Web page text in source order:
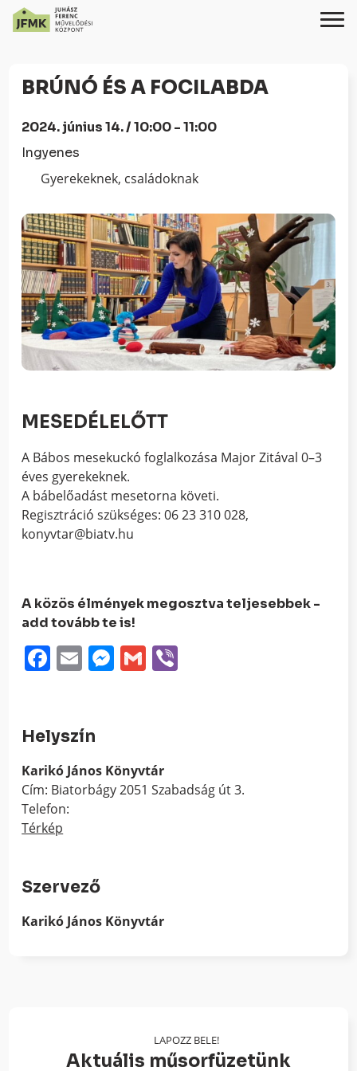
Content
navigációhozBRÚNÓ ÉS A FOCILABDA
2024. június 14. / 10:00 - 11:00
Ingyenes
Gyerekeknek, családoknak
MESEDÉLELŐTT
A Bábos mesekuckó foglalkozása Major Zitával 0–3
éves gyerekeknek.
A bábelőadást mesetorna követi.
Regisztráció szükséges: 06 23 310 028,
konyvtar@biatv.hu
A közös élmények megosztva teljesebbek -
add tovább te is!
Facebook
EmailMessenger
Gmail
Helyszín
Karikó János Könyvtár
Cím: Biatorbágy 2051 Szabadság út 3.
Telefon:
Térkép
Szervező
Karikó János Könyvtár
LAPOZZ BELE!
Aktuális műsorfüzetünk